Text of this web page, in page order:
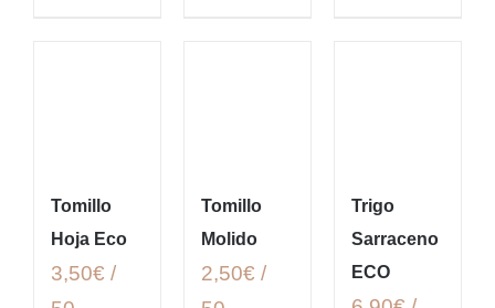
Tomillo
Hoja Eco
3,50€ /
Tomillo
Molido
2,50€ /
Trigo
Sarraceno
ECO